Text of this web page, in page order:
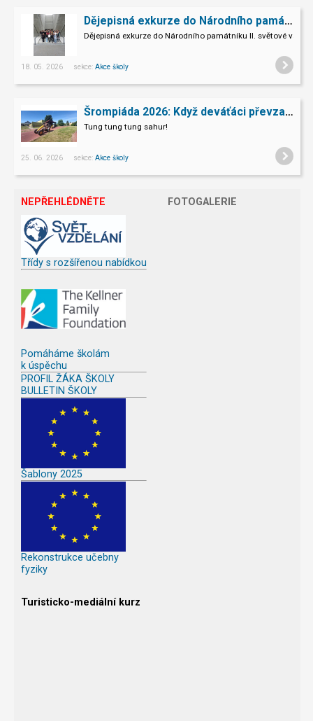
Dějepisná exkurze do Národního památníku II. sv. války v Hrabyni
Dějepisná exkurze do Národního památníku II. světové války
18. 05. 2026 sekce: Akce školy
Šrompiáda 2026: Když deváťáci převzali velení
Tung tung tung sahur!
25. 06. 2026 sekce: Akce školy
NEPŘEHLÉDNĚTE
Třídy s rozšířenou nabídkou
Pomáháme školám
k úspěchu
PROFIL ŽÁKA ŠKOLY
BULLETIN ŠKOLY
Šablony 2025
Rekonstrukce učebny
fyziky
FOTOGALERIE
Turisticko-mediální kurz